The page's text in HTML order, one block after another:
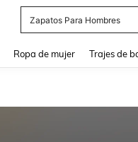
Zapatos Para Hombres
Ropa de mujer Trajes de